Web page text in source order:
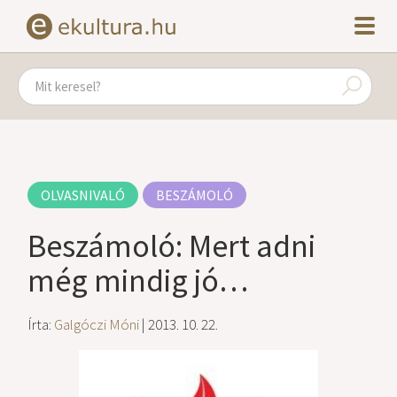
OLVASNIVALÓ BESZÁMOLÓ
Beszámoló: Mert adni
még mindig jó…
Írta: Galgóczi Móni| 2013. 10. 22.